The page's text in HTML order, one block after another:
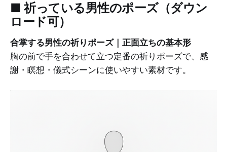
■ 祈っている男性のポーズ（ダウン
ロード可）
合掌する男性の祈りポーズ｜正面立ちの基本形
胸の前で手を合わせて立つ定番の祈りポーズで、感
謝・瞑想・儀式シーンに使いやすい素材です。